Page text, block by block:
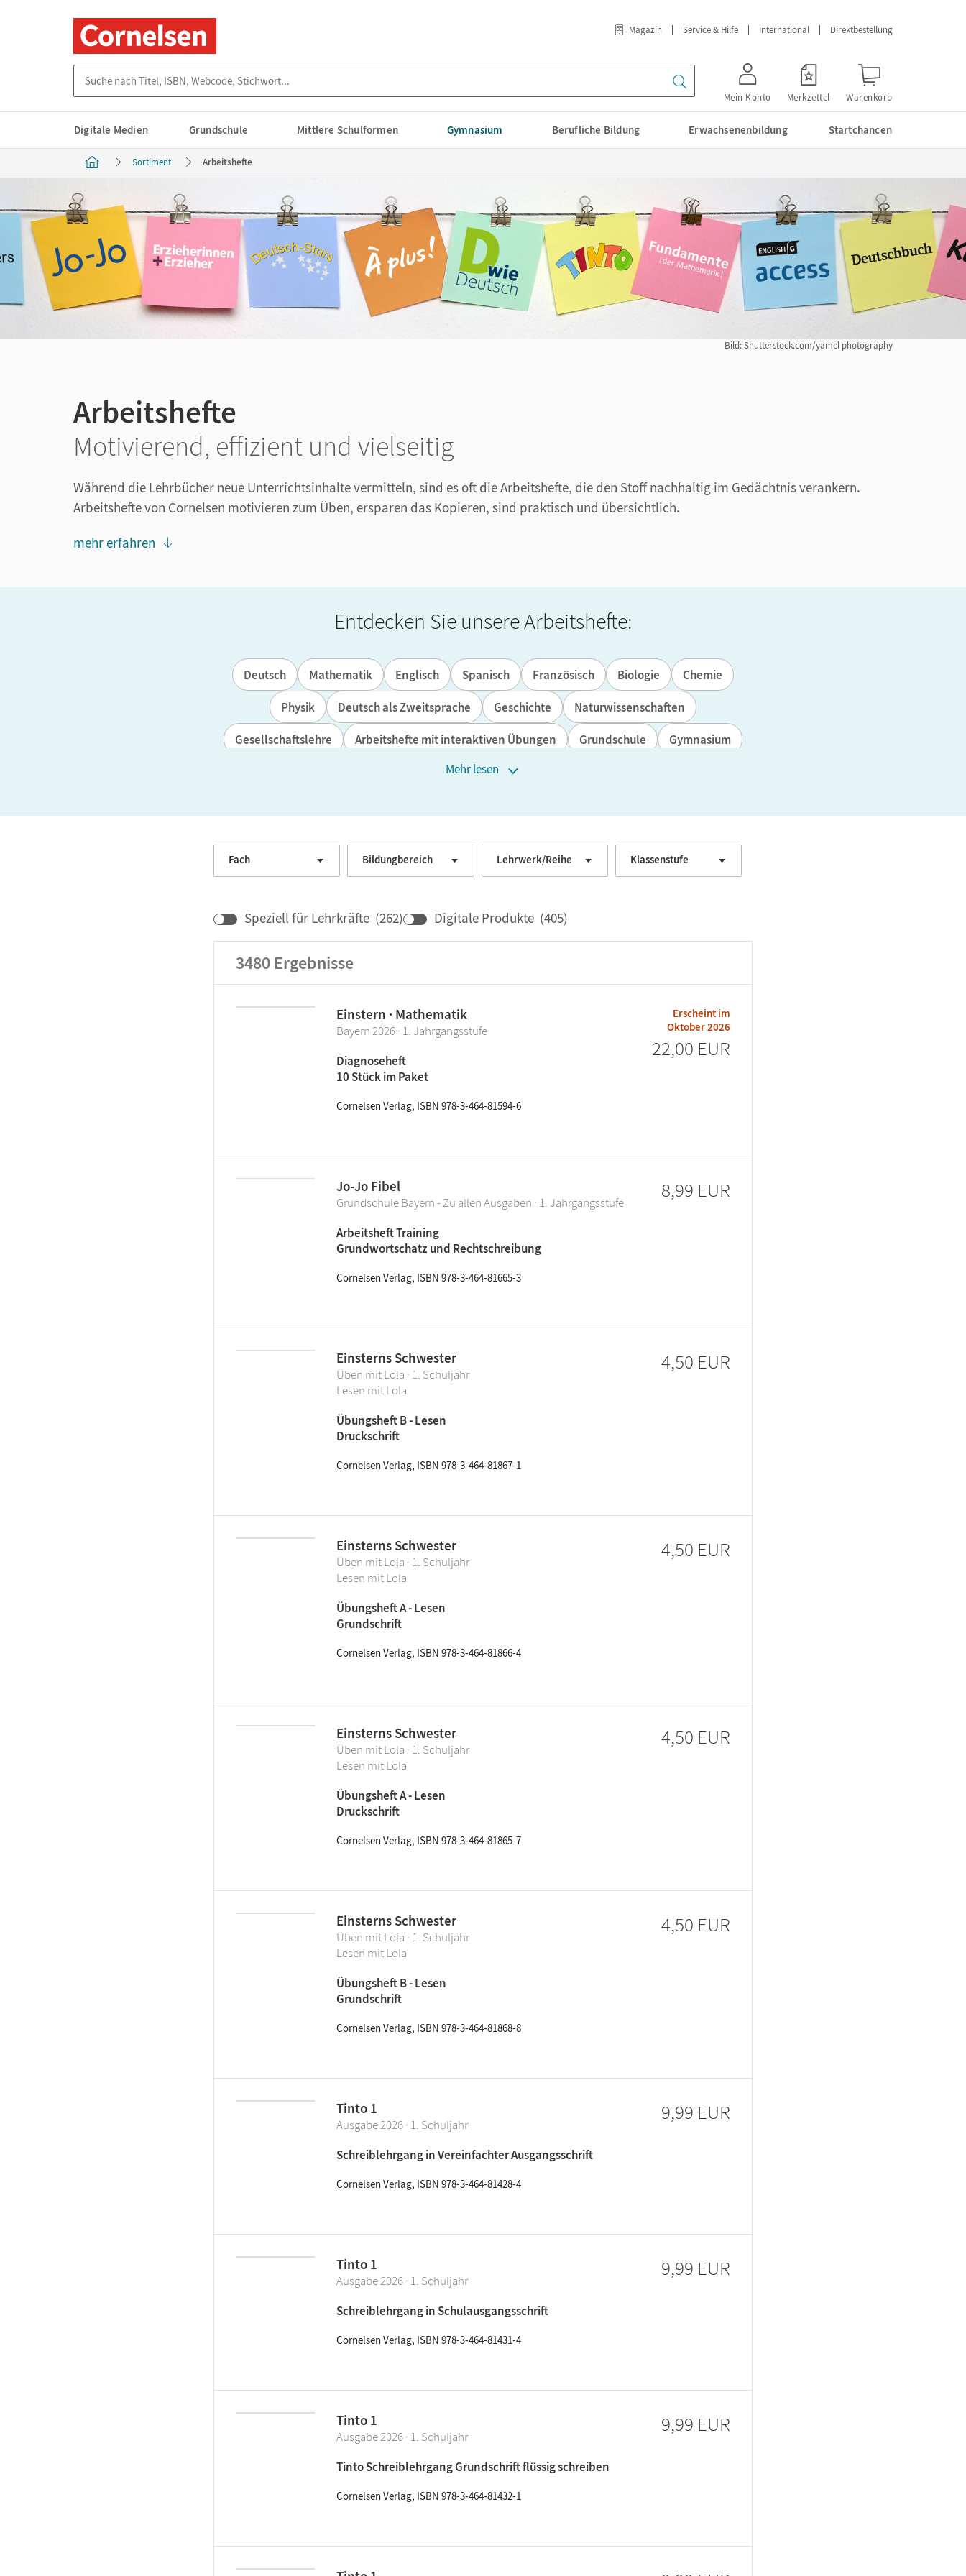
Magazin Service & Hilfe International Direktbestellung
Mein Konto Merkzettel Warenkorb
Digitale Medien Grundschule Mittlere Schulformen Gymnasium Berufliche Bildung Erwachsenenbildung Startchancen
Sortiment Arbeitshefte
Bild: Shutterstock.com/yamel photography
Arbeitshefte
Motivierend, effizient und vielseitig
Während die Lehrbücher neue Unterrichtsinhalte vermitteln, sind es oft die Arbeitshefte, die den Stoff nachhaltig im Gedächtnis verankern.
Arbeitshefte von Cornelsen motivieren zum Üben, ersparen das Kopieren, sind praktisch und übersichtlich.
mehr erfahren
Entdecken Sie unsere Arbeitshefte:
Deutsch Mathematik Englisch Spanisch Französisch Biologie Chemie
Physik Deutsch als Zweitsprache Geschichte Naturwissenschaften
Gesellschaftslehre Arbeitshefte mit interaktiven Übungen Grundschule Gymnasium
Mittlere Schulformen
Mehr lesen
Fach Bildungbereich Lehrwerk/Reihe Klassenstufe
Speziell für Lehrkräfte (262) Digitale Produkte (405)
3480 Ergebnisse
Einstern · Mathematik
Bayern 2026 · 1. Jahrgangsstufe
Diagnoseheft
10 Stück im Paket
Cornelsen Verlag, ISBN 978-3-464-81594-6
Erscheint im
Oktober 2026
22,00 EUR
Jo-Jo Fibel
Grundschule Bayern - Zu allen Ausgaben · 1. Jahrgangsstufe
Arbeitsheft Training
Grundwortschatz und Rechtschreibung
Cornelsen Verlag, ISBN 978-3-464-81665-3
8,99 EUR
Einsterns Schwester
Üben mit Lola · 1. Schuljahr
Lesen mit Lola
Übungsheft B - Lesen
Druckschrift
Cornelsen Verlag, ISBN 978-3-464-81867-1
4,50 EUR
Einsterns Schwester
Üben mit Lola · 1. Schuljahr
Lesen mit Lola
Übungsheft A - Lesen
Grundschrift
Cornelsen Verlag, ISBN 978-3-464-81866-4
4,50 EUR
Einsterns Schwester
Üben mit Lola · 1. Schuljahr
Lesen mit Lola
Übungsheft A - Lesen
Druckschrift
Cornelsen Verlag, ISBN 978-3-464-81865-7
4,50 EUR
Einsterns Schwester
Üben mit Lola · 1. Schuljahr
Lesen mit Lola
Übungsheft B - Lesen
Grundschrift
Cornelsen Verlag, ISBN 978-3-464-81868-8
4,50 EUR
Tinto 1
Ausgabe 2026 · 1. Schuljahr
Schreiblehrgang in Vereinfachter Ausgangsschrift
Cornelsen Verlag, ISBN 978-3-464-81428-4
9,99 EUR
Tinto 1
Ausgabe 2026 · 1. Schuljahr
Schreiblehrgang in Schulausgangsschrift
Cornelsen Verlag, ISBN 978-3-464-81431-4
9,99 EUR
Tinto 1
Ausgabe 2026 · 1. Schuljahr
Tinto Schreiblehrgang Grundschrift flüssig schreiben
Cornelsen Verlag, ISBN 978-3-464-81432-1
9,99 EUR